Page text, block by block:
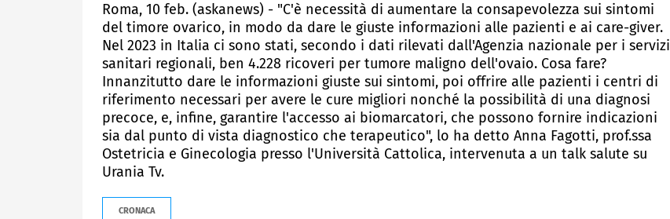
Roma, 10 feb. (askanews) - "C'è necessità di aumentare la consapevolezza sui sintomi
del timore ovarico, in modo da dare le giuste informazioni alle pazienti e ai care-giver.
Nel 2023 in Italia ci sono stati, secondo i dati rilevati dall'Agenzia nazionale per i servizi
sanitari regionali, ben 4.228 ricoveri per tumore maligno dell'ovaio. Cosa fare?
Innanzitutto dare le informazioni giuste sui sintomi, poi offrire alle pazienti i centri di
riferimento necessari per avere le cure migliori nonché la possibilità di una diagnosi
precoce, e, infine, garantire l'accesso ai biomarcatori, che possono fornire indicazioni
sia dal punto di vista diagnostico che terapeutico", lo ha detto Anna Fagotti, prof.ssa
Ostetricia e Ginecologia presso l'Università Cattolica, intervenuta a un talk salute su
Urania Tv.
CRONACA